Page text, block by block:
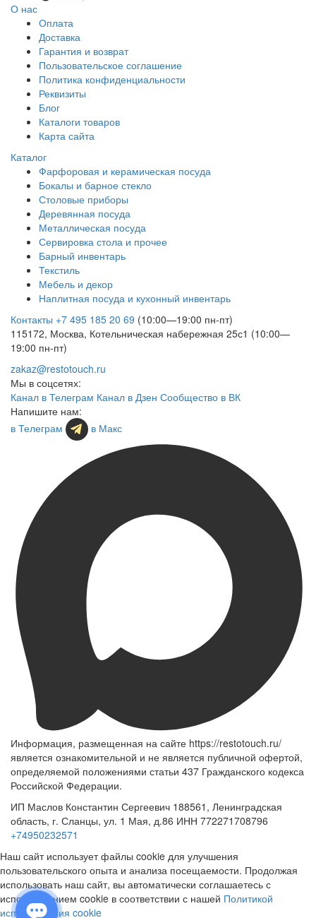
О нас
Оплата
Доставка
Гарантия и возврат
Пользовательское соглашение
Политика конфиденциальности
Реквизиты
Блог
Каталоги товаров
Карта сайта
Каталог
Фарфоровая и керамическая посуда
Бокалы и барное стекло
Столовые приборы
Деревянная посуда
Металлическая посуда
Сервировка стола и прочее
Барный инвентарь
Текстиль
Мебель и декор
Наплитная посуда и кухонный инвентарь
Контакты +7 495 185 20 69 (10:00—19:00 пн-пт)
115172, Москва, Котельническая набережная 25с1 (10:00—
19:00 пн-пт)
zakaz@restotouch.ru
Мы в соцсетях:
Канал в Телеграм Канал в Дзен Сообщество в ВК
Напишите нам:
в Телеграм
в Макс
Информация, размещенная на сайте https://restotouch.ru/
является ознакомительной и не является публичной офертой,
определяемой положениями статьи 437 Гражданского кодекса
Российской Федерации.
ИП Маслов Константин Сергеевич 188561, Ленинградская
область, г. Сланцы, ул. 1 Мая, д.86 ИНН 772271708796
+74950232571
Наш сайт использует файлы cookie для улучшения
пользовательского опыта и анализа посещаемости. Продолжая
использовать наш сайт, вы автоматически соглашаетесь с
использованием cookie в соответствии с нашей Политикой
использования cookie